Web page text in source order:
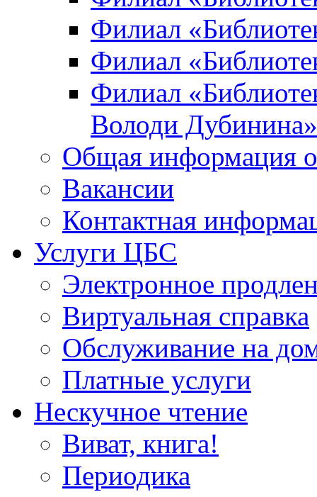
Филиал
Филиал
Филиал
Володи Дубинина»
Общая информация
Вакансии
Контактная
Услуги ЦБС
Электронное
Виртуальная справка
Обслуживание на
Платные услуги
Нескучное чтение
Виват, книга!
Периодика